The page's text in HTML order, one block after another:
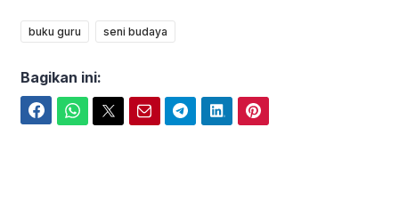
buku guru seni budaya
Bagikan ini: